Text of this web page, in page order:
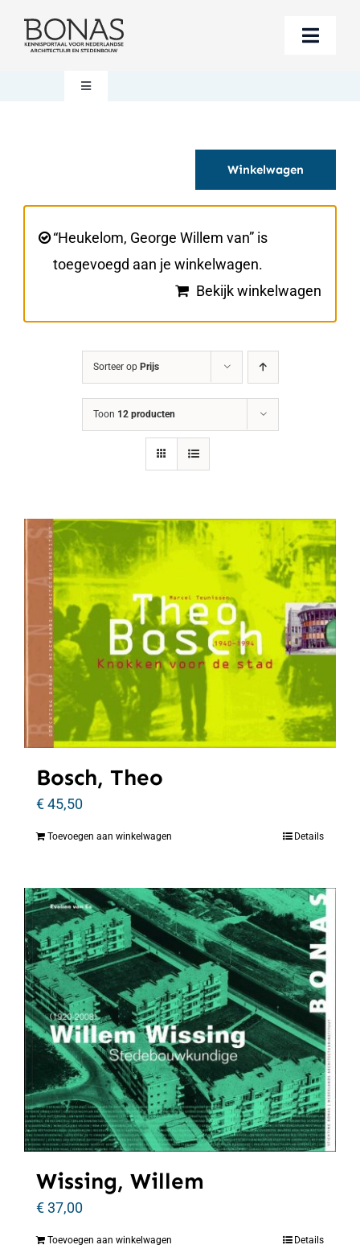
naar
Toggle
Berichten
Steun BONAS
Toggle
Winkelwagen
Winkelwagen
“Heukelom, George Willem van” is
toegevoegd aan je winkelwagen.
Bekijk winkelwagen
Sorteer op Prijs
Toon 12 producten
Bosch, Theo
€45,50
Toevoegen aan winkelwagen Details
Wissing, Willem
€37,00
Toevoegen aan winkelwagen Details